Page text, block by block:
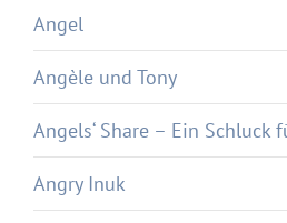
Angel
Angèle und Tony
Angels‘ Share – Ein Schluck
Angry Inuk